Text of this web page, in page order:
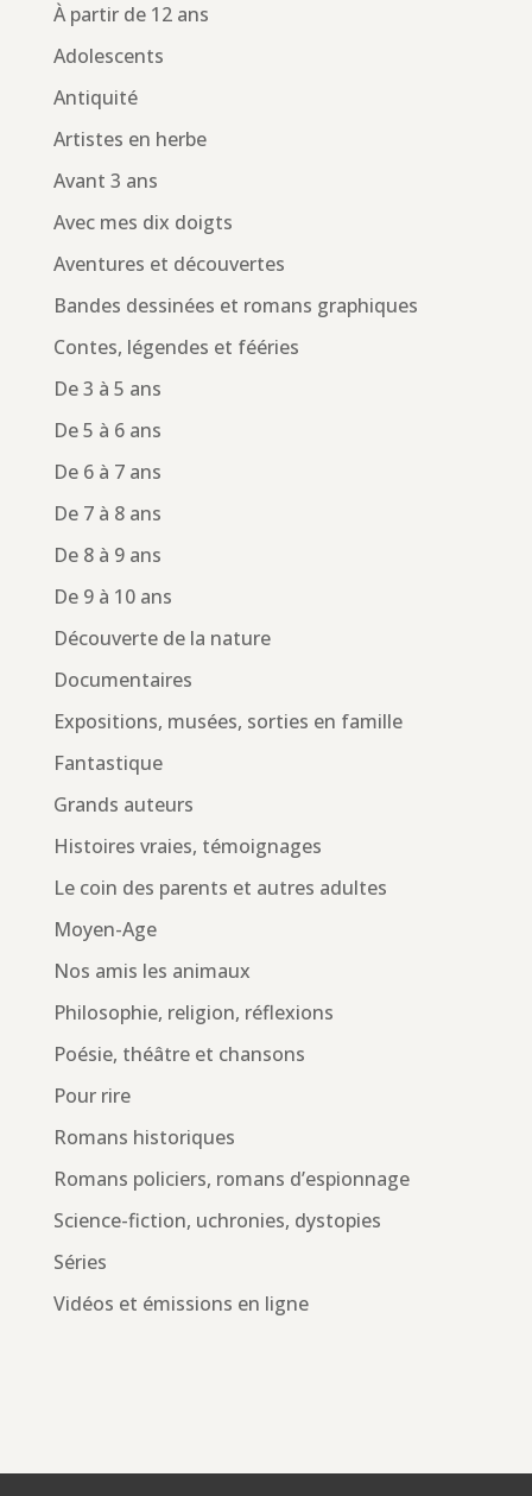
À partir de 12 ans
Adolescents
Antiquité
Artistes en herbe
Avant 3 ans
Avec mes dix doigts
Aventures et découvertes
Bandes dessinées et romans graphiques
Contes, légendes et fééries
De 3 à 5 ans
De 5 à 6 ans
De 6 à 7 ans
De 7 à 8 ans
De 8 à 9 ans
De 9 à 10 ans
Découverte de la nature
Documentaires
Expositions, musées, sorties en famille
Fantastique
Grands auteurs
Histoires vraies, témoignages
Le coin des parents et autres adultes
Moyen-Age
Nos amis les animaux
Philosophie, religion, réflexions
Poésie, théâtre et chansons
Pour rire
Romans historiques
Romans policiers, romans d’espionnage
Science-fiction, uchronies, dystopies
Séries
Vidéos et émissions en ligne